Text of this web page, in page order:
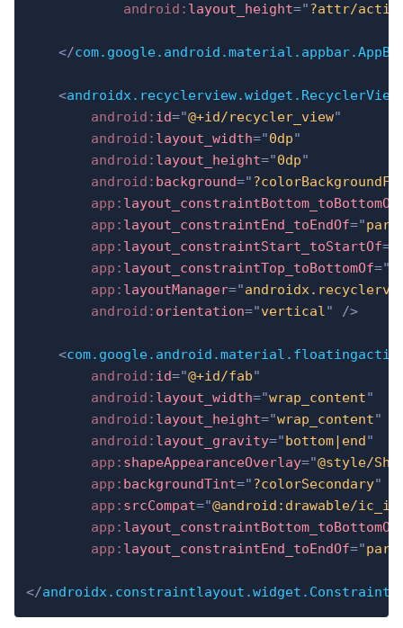
android: layout_height="?attr/
</
<androidx.recyclerview.widget.RecyclerView
android: id="@+id/recycler_view"
android: layout_width="0dp"
android: layout_height="0dp"
android: background="
app: layout_constraintBottom_toBottomOf
app: layout_constraintEnd_toEndOf="
app: layout_constraintStart_toStartOf=
app: layout_constraintTop_toBottomOf="
app: layoutManager="
android: orientation="vertical" />
<
android: id="@+id/fab"
android: layout_width="wrap_content"
android: layout_height="wrap_content"
android: layout_gravity="bottom|end"
app: shapeAppearanceOverlay="@style/
app: backgroundTint="?colorSecondary"
app: srcCompat="@android:drawable/
app: layout_constraintBottom_toBottomOf
app: layout_constraintEnd_toEndOf="
</